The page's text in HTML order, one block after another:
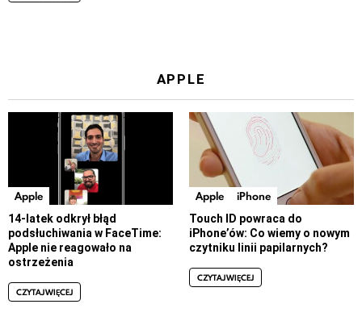
APPLE
Apple
14-latek odkrył błąd
podsłuchiwania w FaceTime:
Apple nie reagowało na
ostrzeżenia
CZYTAJ WIĘCEJ
Apple iPhone
Touch ID powraca do
iPhone’ów: Co wiemy o nowym
czytniku linii papilarnych?
CZYTAJ WIĘCEJ